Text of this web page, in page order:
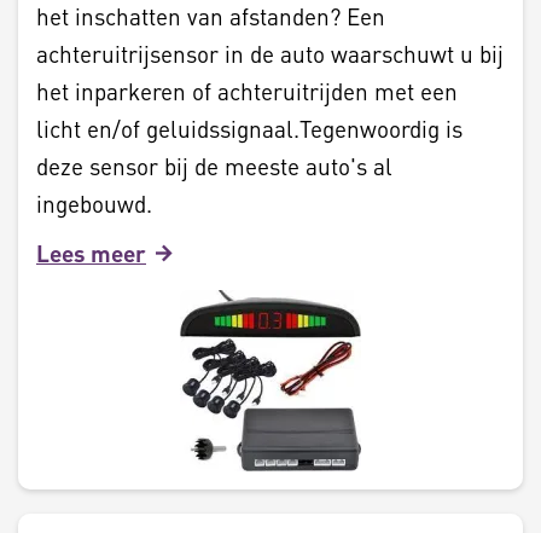
het inschatten van afstanden? Een
achteruitrijsensor in de auto waarschuwt u bij
het inparkeren of achteruitrijden met een
licht en/of geluidssignaal.Tegenwoordig is
deze sensor bij de meeste auto's al
ingebouwd.
Lees meer